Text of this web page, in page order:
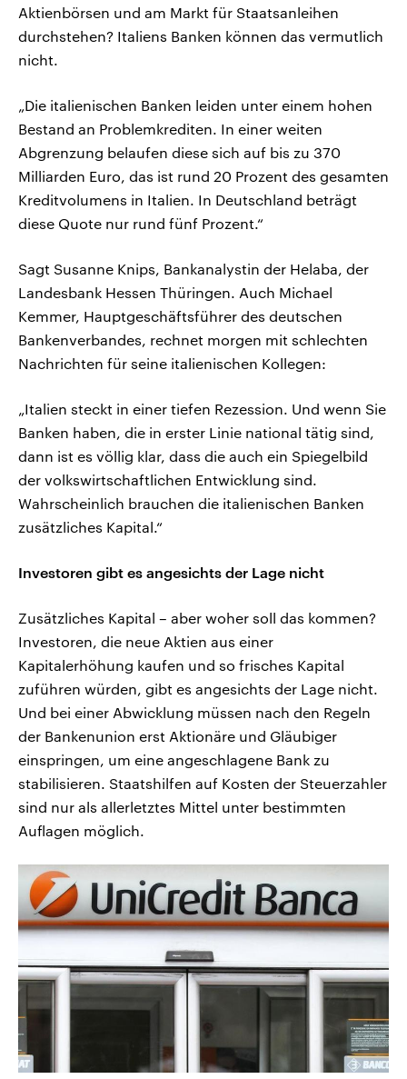
Aktienbörsen und am Markt für Staatsanleihen
durchstehen? Italiens Banken können das vermutlich
nicht.
„Die italienischen Banken leiden unter einem hohen
Bestand an Problemkrediten. In einer weiten
Abgrenzung belaufen diese sich auf bis zu 370
Milliarden Euro, das ist rund 20 Prozent des gesamten
Kreditvolumens in Italien. In Deutschland beträgt
diese Quote nur rund fünf Prozent.“
Sagt Susanne Knips, Bankanalystin der Helaba, der
Landesbank Hessen Thüringen. Auch Michael
Kemmer, Hauptgeschäftsführer des deutschen
Bankenverbandes, rechnet morgen mit schlechten
Nachrichten für seine italienischen Kollegen:
„Italien steckt in einer tiefen Rezession. Und wenn Sie
Banken haben, die in erster Linie national tätig sind,
dann ist es völlig klar, dass die auch ein Spiegelbild
der volkswirtschaftlichen Entwicklung sind.
Wahrscheinlich brauchen die italienischen Banken
zusätzliches Kapital.“
Investoren gibt es angesichts der Lage nicht
Zusätzliches Kapital – aber woher soll das kommen?
Investoren, die neue Aktien aus einer
Kapitalerhöhung kaufen und so frisches Kapital
zuführen würden, gibt es angesichts der Lage nicht.
Und bei einer Abwicklung müssen nach den Regeln
der Bankenunion erst Aktionäre und Gläubiger
einspringen, um eine angeschlagene Bank zu
stabilisieren. Staatshilfen auf Kosten der Steuerzahler
sind nur als allerletztes Mittel unter bestimmten
Auflagen möglich.